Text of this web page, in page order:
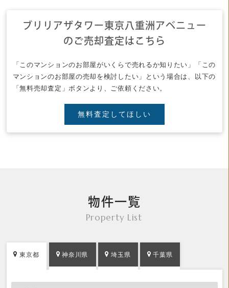
ブリリアザタワー東京八重洲アベニュー
のご売却査定はこちら
「このマンションのお部屋がいくらで売れるか知りたい」「この
マンションのお部屋の売却を検討したい」という場合は、以下の
「無料売却査定」ボタンより、ご依頼ください。
無料査定してほしい
物件一覧
Property List
東京都 神奈川県 埼玉県 千葉県